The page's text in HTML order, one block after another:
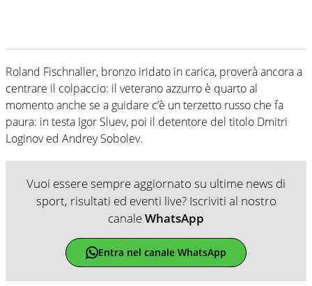
Roland Fischnaller, bronzo iridato in carica, proverà ancora a
centrare il colpaccio: il veterano azzurro è quarto al
momento anche se a guidare c’è un terzetto russo che fa
paura: in testa Igor Sluev, poi il detentore del titolo Dmitri
Loginov ed Andrey Sobolev.
Vuoi essere sempre aggiornato su ultime news di
sport, risultati ed eventi live? Iscriviti al nostro
canaleWhatsApp
Entra nel canale WhatsApp